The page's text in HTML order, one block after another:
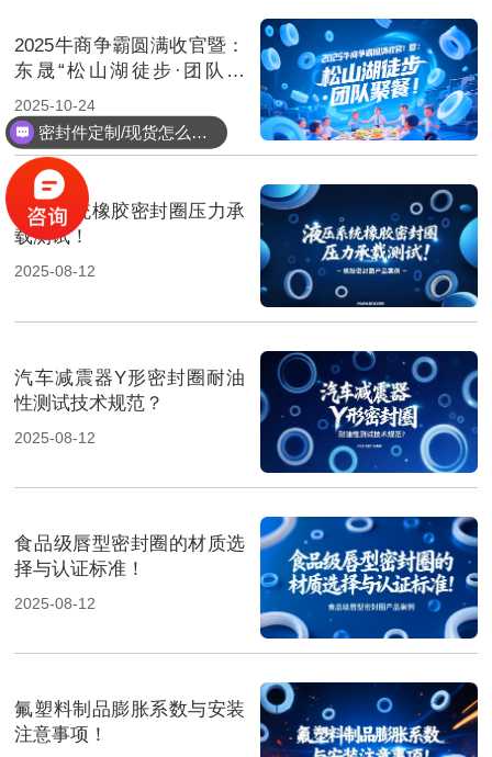
2025牛商争霸圆满收官暨：
东晟“松山湖徒步·团队聚
餐”！
2025-10-24
液压系统橡胶密封圈压力承
载测试！
2025-08-12
汽车减震器Y形密封圈耐油
性测试技术规范？
2025-08-12
食品级唇型密封圈的材质选
择与认证标准！
2025-08-12
氟塑料制品膨胀系数与安装
注意事项！
密封件定制/现货怎么报价，起订量多少？